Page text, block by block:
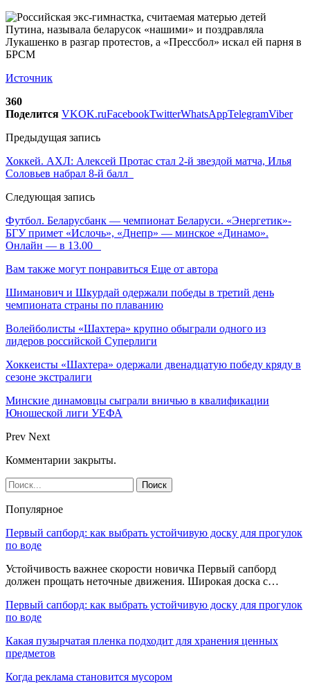
Источник
360
Поделится VKOK.ruFacebookTwitterWhatsAppTelegramViber
Предыдущая запись
Хоккей. АХЛ: Алексей Протас стал 2-й звездой матча, Илья
Соловьев набрал 8-й балл
Следующая запись
Футбол. Беларусбанк — чемпионат Беларуси. «Энергетик»-
БГУ примет «Ислочь», «Днепр» — минское «Динамо».
Онлайн — в 13.00
Вам также могут понравиться Еще от автора
Шиманович и Шкурдай одержали победы в третий день
чемпионата страны по плаванию
Волейболисты «Шахтера» крупно обыграли одного из
лидеров российской Суперлиги
Хоккеисты «Шахтера» одержали двенадцатую победу кряду в
сезоне экстралиги
Минские динамовцы сыграли вничью в квалификации
Юношеской лиги УЕФА
Prev Next
Комментарии закрыты.
Популярное
Первый сапборд: как выбрать устойчивую доску для прогулок
по воде
Устойчивость важнее скорости новичка Первый сапборд
должен прощать неточные движения. Широкая доска с…
Первый сапборд: как выбрать устойчивую доску для прогулок
по воде
Какая пузырчатая пленка подходит для хранения ценных
предметов
Когда реклама становится мусором